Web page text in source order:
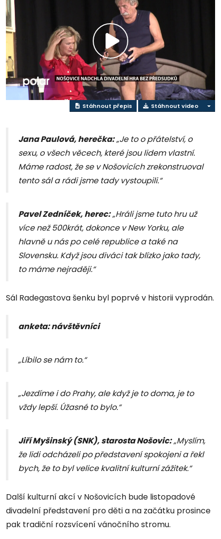
Přehrát
video
Stáhnout přepis Stáhnout video
Jana Paulová, herečka:„Je to o přátelství, o
sexu, o všech věcech, které jsou lidem vlastní.
Máme radost, že se v Nošovicích zrekonstruoval
tento sál a rádi jsme tady vystoupili.“
Pavel Zedníček, herec:„Hráli jsme tuto hru už
více než 500krát, dokonce v New Yorku, ale
hlavně u nás po celé republice a také na
Slovensku. Když jsou diváci tak blízko jako tady,
to máme nejraději.“
Sál Radegastova šenku byl poprvé v historii vyprodán.
anketa: návštěvníci
„Líbilo se nám to.“
„Jezdíme i do Prahy, ale když je to doma, je to
vždy lepší. Úžasné to bylo.“
Jiří Myšinský (SNK), starosta Nošovic:„Myslím,
že lidi odcházeli po představení spokojeni a řekl
bych, že to byl velice kvalitní kulturní zážitek.“
Další kulturní akcí v Nošovicích bude listopadové
divadelní představení pro děti a na začátku prosince
pak tradiční rozsvícení vánočního stromu.